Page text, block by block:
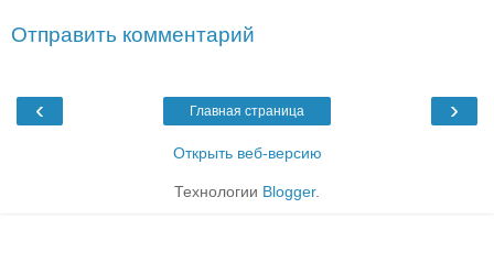
Отправить комментарий
‹ ›
Главная страница
Открыть веб-версию
Технологии Blogger.